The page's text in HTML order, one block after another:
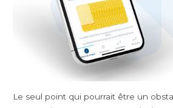
Le seul point qui pourrait être un